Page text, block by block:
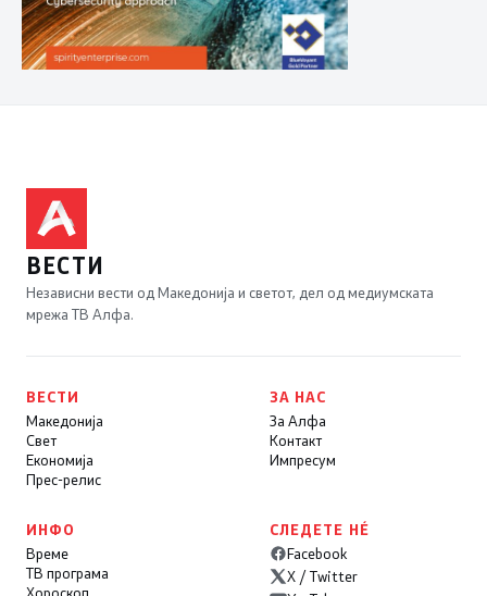
ВЕСТИ
Независни вести од Македонија и светот, дел од медиумската
мрежа ТВ Алфа.
ВЕСТИ
Македонија
Свет
Економија
Прес-релис
ЗА НАС
За Алфа
Контакт
Импресум
ИНФО
Време
ТВ програма
СЛЕДЕТЕ НÉ
Facebook
X / Twitter